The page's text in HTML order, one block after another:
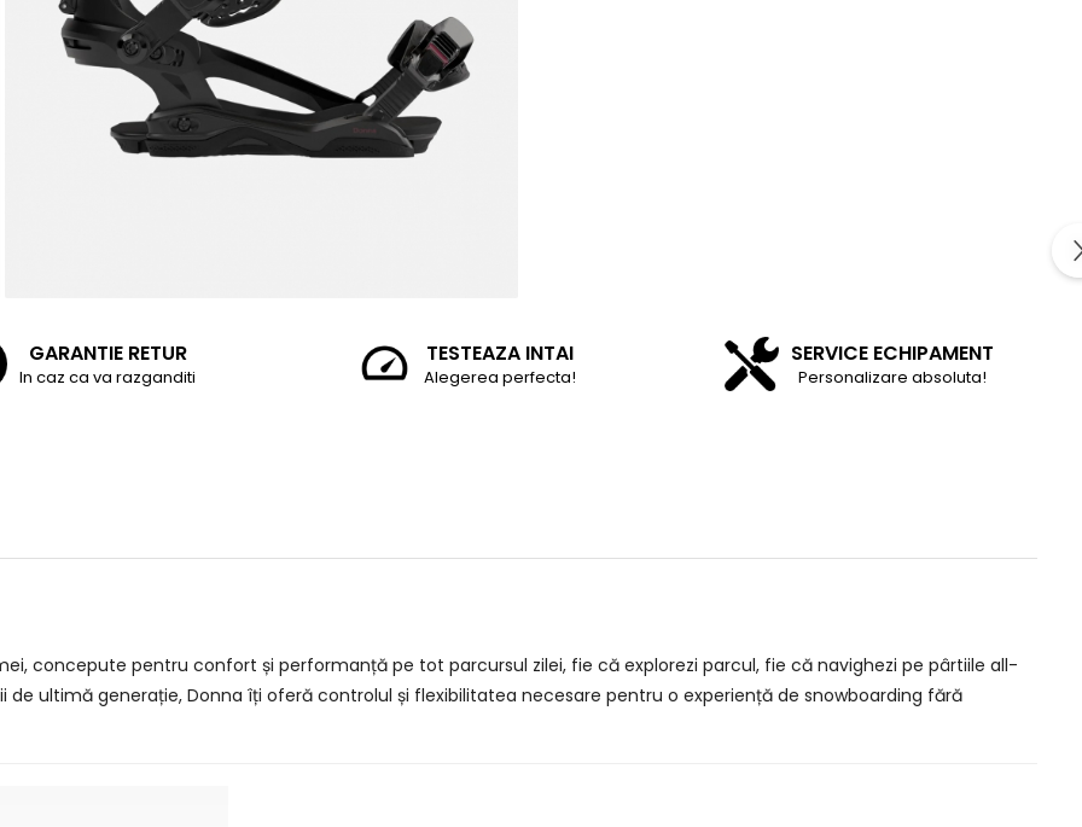
GARANTIE RETUR
In caz ca va razganditi
TESTEAZA INTAI
Alegerea perfecta!
SERVICE ECHIPAMENT
Personalizare absoluta!
concepute pentru confort și performanță pe tot parcursul zilei, fie că explorezi parcul, fie că navighezi pe pârtiile all-
ultimă generație, Donna îți oferă controlul și flexibilitatea necesare pentru o experiență de snowboarding fără